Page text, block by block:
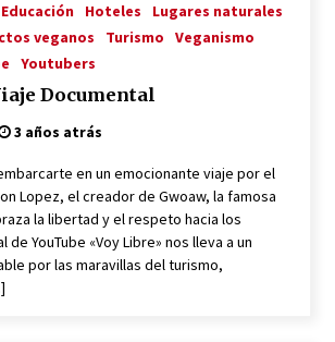
3 años atrás
Graba, Triunfa: Cómo ser un YouTuber
3 años atrás
Veganos
3 años atrás
Gwoaw: La Primera Red Social Vegana
Educación Hoteles
Lugares naturales
veganos Turismo
Veganismo
Youtubers
Documental
3 años atrás
en un emocionante viaje por el
Lopez, el creador de Gwoaw, la famosa
la libertad y el respeto hacia los
de YouTube «Voy Libre» nos lleva a un
por las maravillas del turismo,